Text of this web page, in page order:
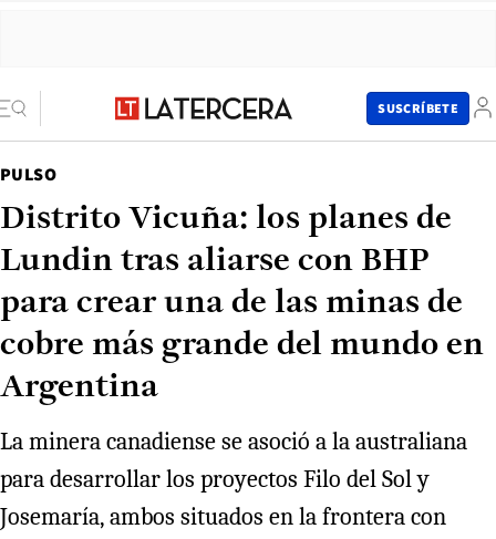
SUSCRÍBETE
PULSO
Distrito Vicuña: los planes de
Lundin tras aliarse con BHP
para crear una de las minas de
cobre más grande del mundo en
Argentina
La minera canadiense se asoció a la australiana
para desarrollar los proyectos Filo del Sol y
Josemaría, ambos situados en la frontera con